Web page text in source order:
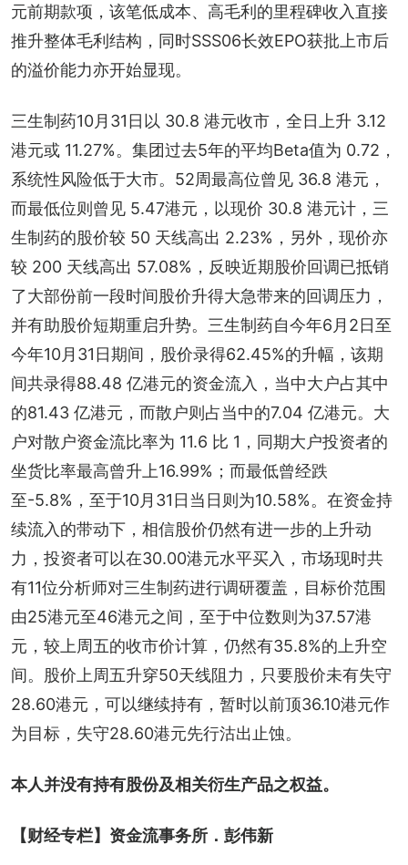
元前期款项，该笔低成本、高毛利的里程碑收入直接
推升整体毛利结构，同时SSS06长效EPO获批上市后
的溢价能力亦开始显现。
三生制药10月31日以 30.8 港元收市，全日上升 3.12
港元或 11.27%。集团过去5年的平均Beta值为 0.72，
系统性风险低于大市。52周最高位曾见 36.8 港元，
而最低位则曾见 5.47港元，以现价 30.8 港元计，三
生制药的股价较 50 天线高出 2.23%，另外，现价亦
较 200 天线高出 57.08%，反映近期股价回调已抵销
了大部份前一段时间股价升得大急带来的回调压力，
并有助股价短期重启升势。三生制药自今年6月2日至
今年10月31日期间，股价录得62.45%的升幅，该期
间共录得88.48 亿港元的资金流入，当中大户占其中
的81.43 亿港元，而散户则占当中的7.04 亿港元。大
户对散户资金流比率为 11.6 比 1，同期大户投资者的
坐货比率最高曾升上16.99%；而最低曾经跌
至-5.8%，至于10月31日当日则为10.58%。在资金持
续流入的带动下，相信股价仍然有进一步的上升动
力，投资者可以在30.00港元水平买入，市场现时共
有11位分析师对三生制药进行调研覆盖，目标价范围
由25港元至46港元之间，至于中位数则为37.57港
元，较上周五的收市价计算，仍然有35.8%的上升空
间。股价上周五升穿50天线阻力，只要股价未有失守
28.60港元，可以继续持有，暂时以前顶36.10港元作
为目标，失守28.60港元先行沽出止蚀。
本人并没有持有股份及相关衍生产品之权益。
【财经专栏】资金流事务所．彭伟新